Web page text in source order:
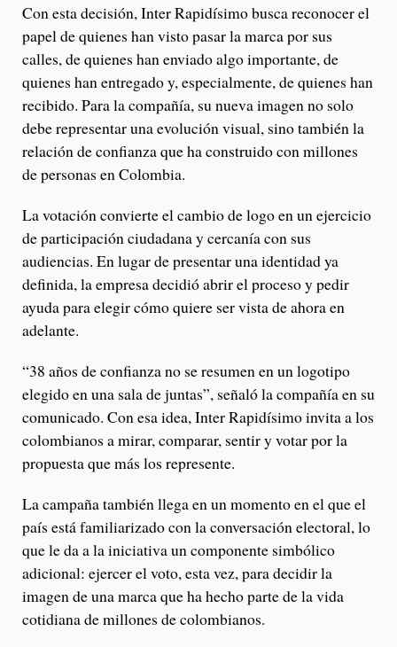
Con esta decisión, Inter Rapidísimo busca reconocer el
papel de quienes han visto pasar la marca por sus
calles, de quienes han enviado algo importante, de
quienes han entregado y, especialmente, de quienes han
recibido. Para la compañía, su nueva imagen no solo
debe representar una evolución visual, sino también la
relación de confianza que ha construido con millones
de personas en Colombia.
La votación convierte el cambio de logo en un ejercicio
de participación ciudadana y cercanía con sus
audiencias. En lugar de presentar una identidad ya
definida, la empresa decidió abrir el proceso y pedir
ayuda para elegir cómo quiere ser vista de ahora en
adelante.
“38 años de confianza no se resumen en un logotipo
elegido en una sala de juntas”, señaló la compañía en su
comunicado. Con esa idea, Inter Rapidísimo invita a los
colombianos a mirar, comparar, sentir y votar por la
propuesta que más los represente.
La campaña también llega en un momento en el que el
país está familiarizado con la conversación electoral, lo
que le da a la iniciativa un componente simbólico
adicional: ejercer el voto, esta vez, para decidir la
imagen de una marca que ha hecho parte de la vida
cotidiana de millones de colombianos.